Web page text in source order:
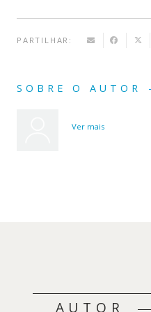
PARTILHAR:
SOBRE O AUTOR
Ver mais
AUTOR